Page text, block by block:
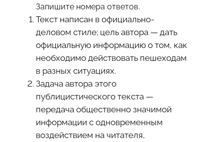
Запишите номера ответов.
Текст написан в официально-
деловом стиле; цель автора — дать
официальную информацию о том, как
необходимо действовать пешеходам
в разных ситуациях.
Задача автора этого
публицистического текста —
передача общественно значимой
информации с одновременным
воздействием на читателя,